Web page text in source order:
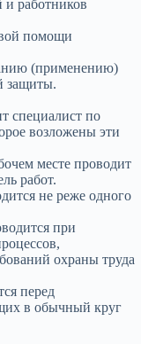
и работников
помощи
(применению)
защиты.
специалист по
возложены эти
месте проводит
работ.
не реже одного
при
охраны труда
перед
в обычный круг